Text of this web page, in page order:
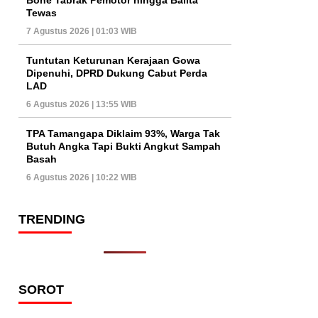
Tewas
7 Agustus 2026 | 01:03 WIB
Tuntutan Keturunan Kerajaan Gowa
Dipenuhi, DPRD Dukung Cabut Perda
LAD
6 Agustus 2026 | 13:55 WIB
TPA Tamangapa Diklaim 93%, Warga Tak
Butuh Angka Tapi Bukti Angkut Sampah
Basah
6 Agustus 2026 | 10:22 WIB
TRENDING
SOROT